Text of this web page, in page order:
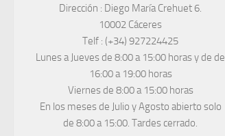
Dirección : Diego María Crehuet 6.
10002 Cáceres
Telf : (+34) 927224425
Lunes a Jueves de 8:00 a 15:00 horas y de de
16:00 a 19:00 horas
Viernes de 8:00 a 15:00 horas
En los meses de Julio y Agosto abierto solo
de 8:00 a 15:00. Tardes cerrado.